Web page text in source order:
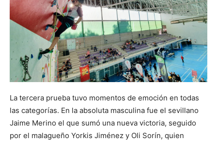
La tercera prueba tuvo momentos de emoción en todas
las categorías. En la absoluta masculina fue el sevillano
Jaime Merino el que sumó una nueva victoria, seguido
por el malagueño Yorkis Jiménez y Oli Sorín, quien